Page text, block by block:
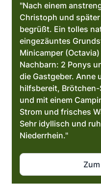
"Nach einem
Christoph und
begrüßt. Ein tolles
eingezäuntes
Minicamper
Nachbarn: 2 Ponys
die Gastgeber. Anne
hilfsbereit,
und mit einem
Strom und frisches
Sehr idyllisch und
Niederrhein."